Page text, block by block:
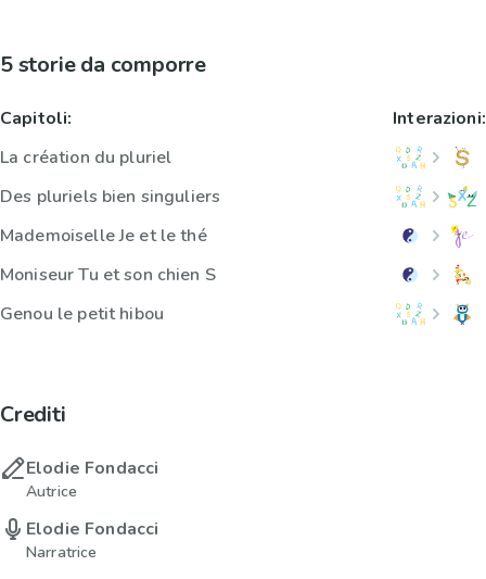
5 storie da comporre
Capitoli:
La création du pluriel
Des pluriels bien singuliers
Mademoiselle Je et le thé
Moniseur Tu et son chien S
Genou le petit hibou
Interazioni:
Crediti
Elodie Fondacci
Autrice
Elodie Fondacci
Narratrice